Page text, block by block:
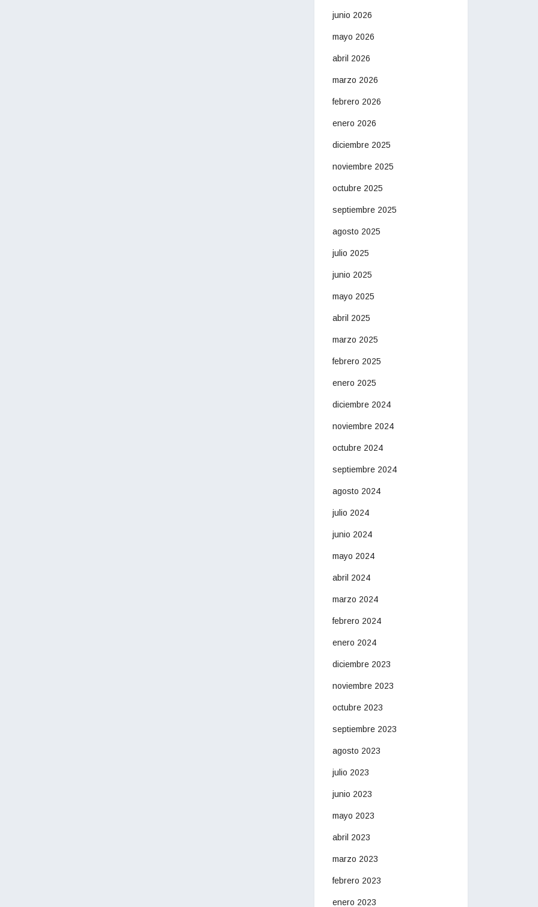
junio 2026
mayo 2026
abril 2026
marzo 2026
febrero 2026
enero 2026
diciembre 2025
noviembre 2025
octubre 2025
septiembre 2025
agosto 2025
julio 2025
junio 2025
mayo 2025
abril 2025
marzo 2025
febrero 2025
enero 2025
diciembre 2024
noviembre 2024
octubre 2024
septiembre 2024
agosto 2024
julio 2024
junio 2024
mayo 2024
abril 2024
marzo 2024
febrero 2024
enero 2024
diciembre 2023
noviembre 2023
octubre 2023
septiembre 2023
agosto 2023
julio 2023
junio 2023
mayo 2023
abril 2023
marzo 2023
febrero 2023
enero 2023